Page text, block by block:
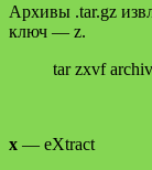
Архивы .tar.gz
ключ — z.
tar zxvf
x — eXtract